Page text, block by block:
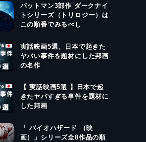
バットマン3部作 ダークナイ
トシリーズ（トリロジー）は
この順番でみるべし
実話映画5選、日本で起きた
ヤバい事件を題材にした邦画
の名作
【 実話映画5選 】日本で起
きたヤバすぎる事件を題材に
した邦画
「 バイオハザード （映
画）」シリーズ全8作品の順